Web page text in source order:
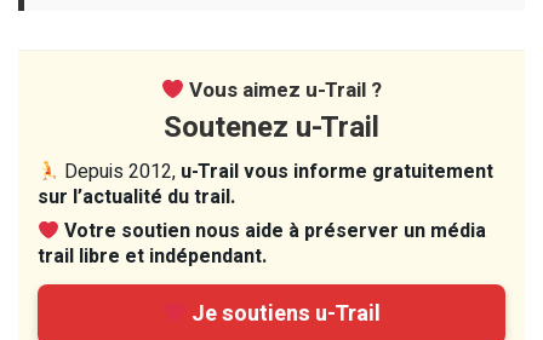
Vous aimez u-Trail ?
Soutenez u-Trail
Depuis 2012, u-Trail vous informe gratuitement
sur l’actualité du trail.
Votre soutien nous aide à préserver un média
trail libre et indépendant.
Je soutiens u-Trail